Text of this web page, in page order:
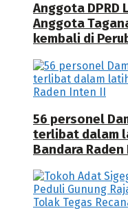
Anggota DPRD
Anggota
kembali di
56 personel
terlibat dalam
Bandara Raden